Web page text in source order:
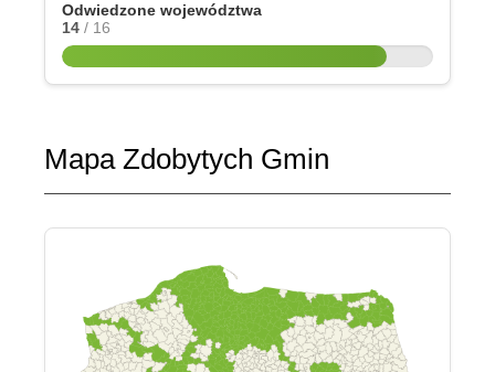
Odwiedzone województwa
14 / 16
Mapa Zdobytych Gmin